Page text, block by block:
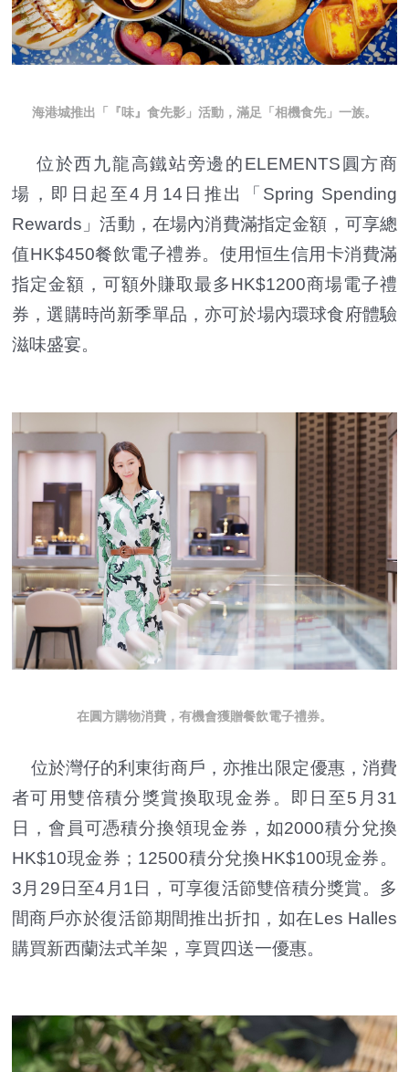
海港城推出「『味』食先影」活動，滿足「相機食先」一族。
位於西九龍高鐵站旁邊的ELEMENTS圓方商
場，即日起至4月14日推出「Spring Spending
Rewards」活動，在場內消費滿指定金額，可享總
值HK$450餐飲電子禮券。使用恒生信用卡消費滿
指定金額，可額外賺取最多HK$1200商場電子禮
券，選購時尚新季單品，亦可於場內環球食府體驗
滋味盛宴。
在圓方購物消費，有機會獲贈餐飲電子禮券。
位於灣仔的利東街商戶，亦推出限定優惠，消費
者可用雙倍積分獎賞換取現金券。即日至5月31
日，會員可憑積分換領現金券，如2000積分兌換
HK$10現金券；12500積分兌換HK$100現金券。
3月29日至4月1日，可享復活節雙倍積分獎賞。多
間商戶亦於復活節期間推出折扣，如在Les Halles
購買新西蘭法式羊架，享買四送一優惠。